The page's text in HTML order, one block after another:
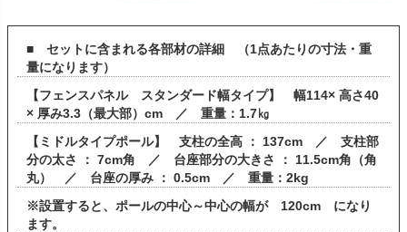
■ セットに含まれる各部材の詳細 （1点あたりの寸法・重
量になります）
【フェンスパネル スタンダード幅タイプ】 幅114× 高さ40
× 厚み3.3（最大部）cm ／ 重量：1.7㎏
【ミドルタイプポール】 支柱の全高 ： 137cm ／ 支柱部
分の太さ ： 7cm角 ／ 台座部分の大きさ ： 11.5cm角（角
丸） ／ 台座の厚み ： 0.5cm ／ 重量：2kg
※設置すると、ポールの中心～中心の幅が 120cm になり
ます。